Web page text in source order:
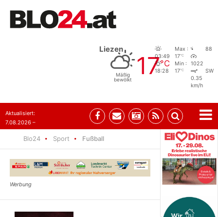
Liezen
Mäßig
bewölkt
17°C
03:49
18:28
Max :
17°C
Min :
17°C
88
1022
SW
0.35
km/h
Aktualisiert:
7.08.2026 –
Blo24 Sport Fußball